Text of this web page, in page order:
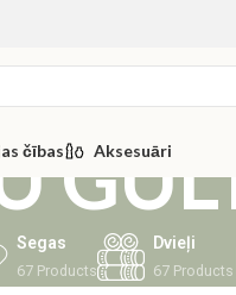
čības Aksesuāri
Segas
67 Products
Dvieļi
67 Products